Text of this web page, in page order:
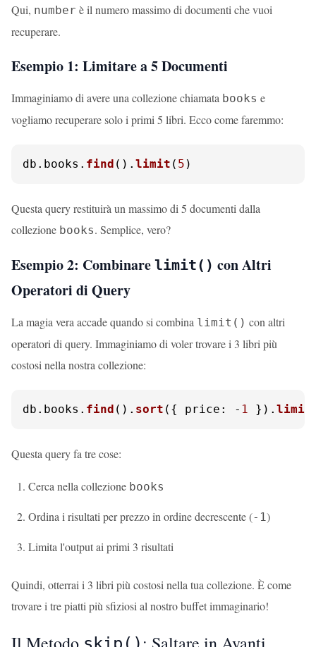
Qui, number è il numero massimo di documenti che vuoi
recuperare.
Esempio 1: Limitare a 5 Documenti
Immaginiamo di avere una collezione chiamata books e
vogliamo recuperare solo i primi 5 libri. Ecco come faremmo:
db. books . find (). limit ( 5 )
Questa query restituirà un massimo di 5 documenti dalla
collezione books. Semplice, vero?
Esempio 2: Combinare limit() con Altri
Operatori di Query
La magia vera accade quando si combina limit() con altri
operatori di query. Immaginiamo di voler trovare i 3 libri più
costosi nella nostra collezione:
db. books . find (). sort ({ price : - 1 }). limit
Questa query fa tre cose:
Cerca nella collezione books
Ordina i risultati per prezzo in ordine decrescente (-1)
Limita l'output ai primi 3 risultati
Quindi, otterrai i 3 libri più costosi nella tua collezione. È come
trovare i tre piatti più sfiziosi al nostro buffet immaginario!